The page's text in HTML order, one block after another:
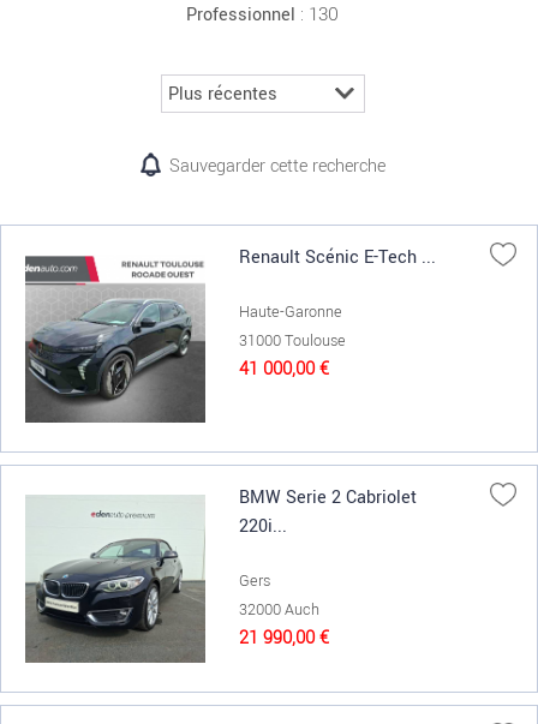
Professionnel : 130
Sauvegarder cette recherche
Renault Scénic E-Tech ...
Haute-Garonne
31000 Toulouse
41 000,00 €
BMW Serie 2 Cabriolet
220i...
Gers
32000 Auch
21 990,00 €